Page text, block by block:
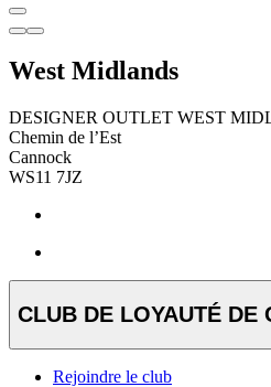
West Midlands
DESIGNER OUTLET WEST
Chemin de l’Est
Cannock
WS11 7JZ
CLUB DE LOYAUTÉ DE
Rejoindre le club